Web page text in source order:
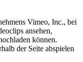
Vimeo, Inc., bei
ansehen,
können.
der Seite abspielen